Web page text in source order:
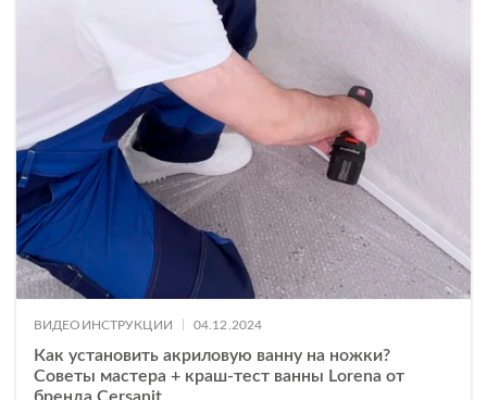
ОСОБЕННОСТИ ВАННЫ
НАЗНАЧЕНИЕ
ВИДЕОИНСТРУКЦИИ 04.12.2024
Как установить акриловую ванну на ножки?
Советы мастера + краш-тест ванны Lorena от